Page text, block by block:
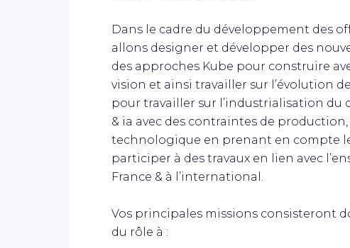
Dans le cadre du développement des
allons designer et développer des
des approches Kube pour construire
vision et ainsi travailler sur l’évolution
pour travailler sur l’industrialisation du
& ia avec des contraintes de
technologique en prenant en compte
participer à des travaux en lien avec
France & à l’international.
Vos principales missions consisteront
du rôle à :